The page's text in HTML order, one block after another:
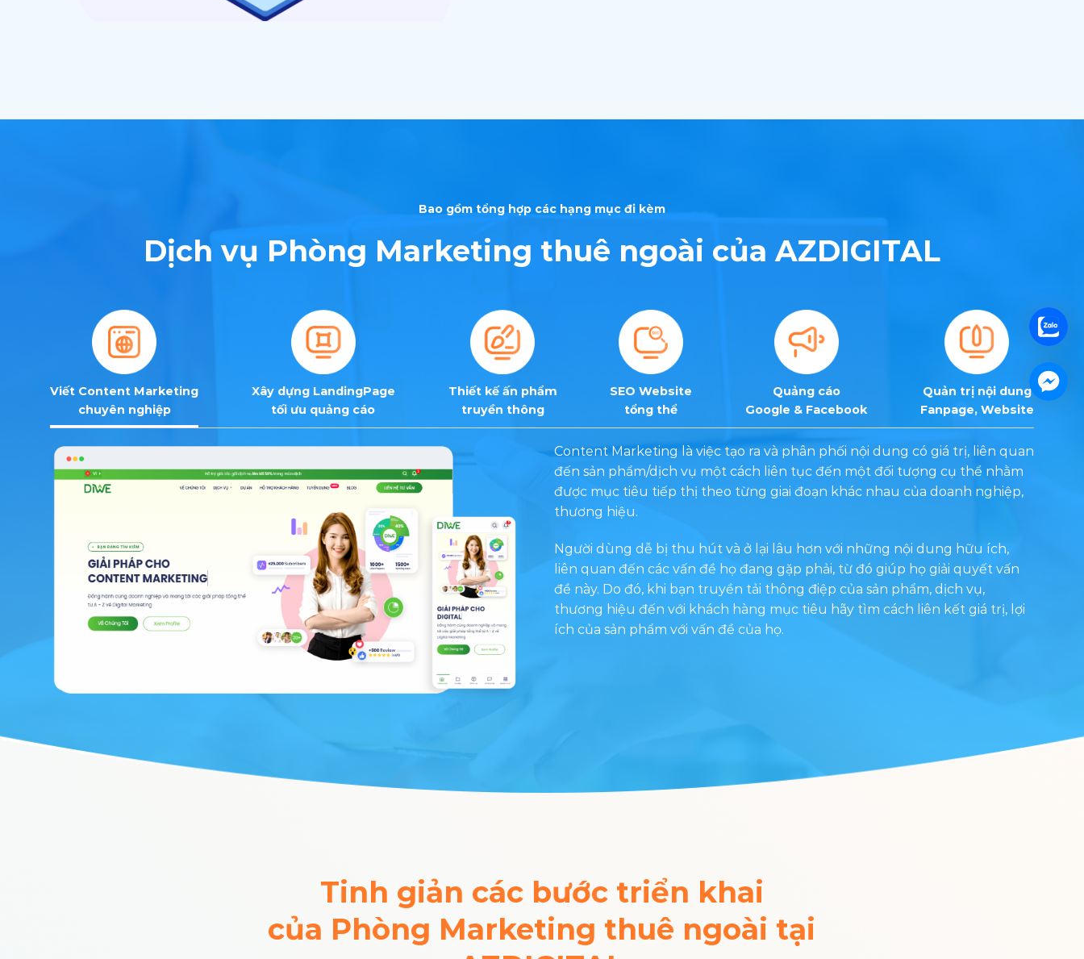
Bao gồm tổng hợp các hạng mục đi kèm
Dịch vụ Phòng Marketing thuê ngoài của AZDIGITAL
Viết Content Marketing
chuyên nghiệp
Xây dựng LandingPage
tối ưu quảng cáo
Thiết kế ấn phẩm
truyền thông
SEO Website
tổng thể
Quảng cáo
Google & Facebook
Quản trị nội dung
Fanpage, Website
Content Marketing là việc tạo ra và phân phối nội dung có giá trị, liên quan
đến sản phẩm/dịch vụ một cách liên tục đến một đối tượng cụ thể nhằm
được mục tiêu tiếp thị theo từng giai đoạn khác nhau của doanh nghiệp,
thương hiệu.
Người dùng dễ bị thu hút và ở lại lâu hơn với những nội dung hữu ích,
liên quan đến các vấn đề họ đang gặp phải, từ đó giúp họ giải quyết vấn
đề này. Do đó, khi bạn truyền tải thông điệp của sản phẩm, dịch vụ,
thương hiệu đến với khách hàng mục tiêu hãy tìm cách liên kết giá trị, lợi
ích của sản phẩm với vấn đề của họ.
Tinh giản các bước triển khai
của Phòng Marketing thuê ngoài tại